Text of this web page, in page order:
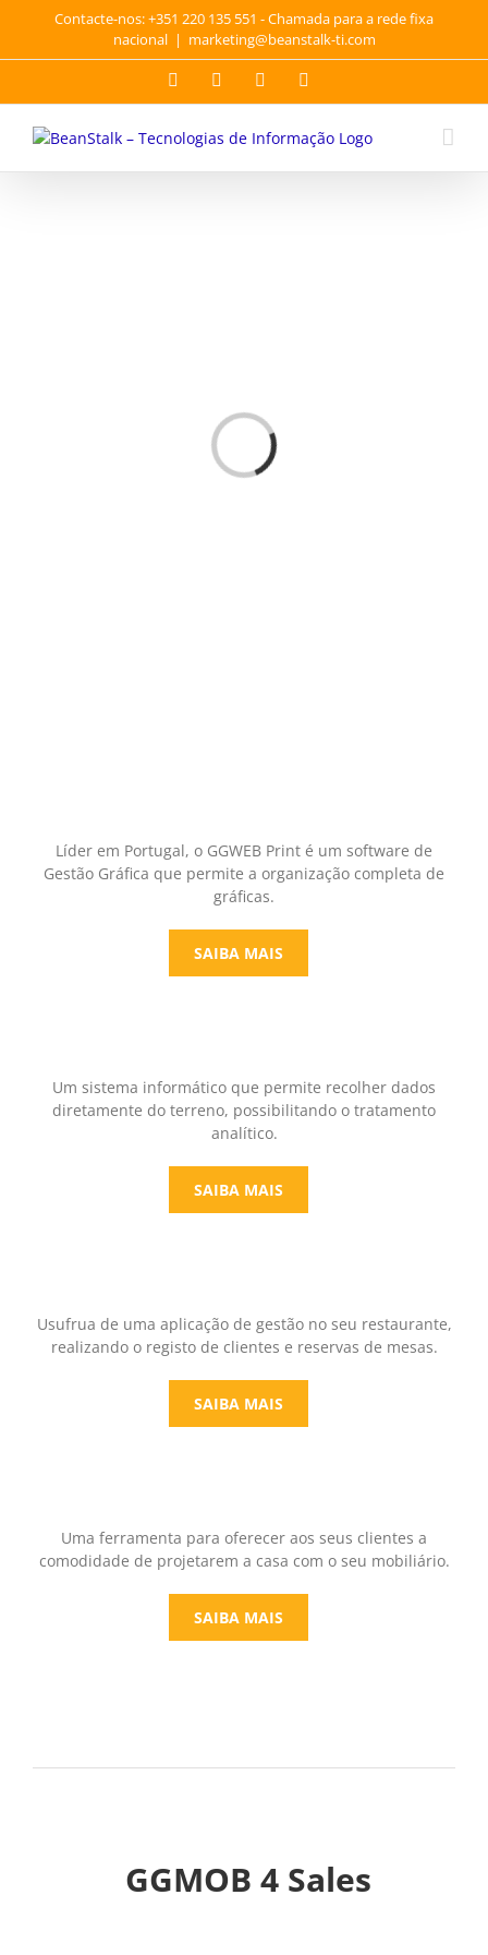
content
Contacte-nos: +351 220 135 551 - Chamada para a rede fixa
nacional | marketing@beanstalk-ti.com
FacebookTwitter YouTube
Loading...
Líder em Portugal, o GGWEB Print é um software de
Gestão Gráfica que permite a organização completa de
gráficas.
SAIBA MAIS
Um sistema informático que permite recolher dados
diretamente do terreno, possibilitando o tratamento
analítico.
SAIBA MAIS
Usufrua de uma aplicação de gestão no seu restaurante,
realizando o registo de clientes e reservas de mesas.
SAIBA MAIS
Uma ferramenta para oferecer aos seus clientes a
comodidade de projetarem a casa com o seu mobiliário.
SAIBA MAIS
GGMOB 4 Sales